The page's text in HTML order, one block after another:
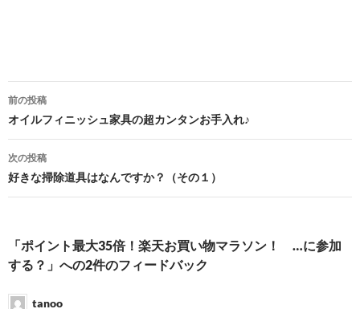
投
稿
ナ
ビ
ー
シ
ョ
前の投稿
オイルフィニッシュ家具の超カンタンお手入れ♪
次の投稿
好きな掃除道具はなんですか？（その１）
「ポイント最大35倍！楽天お買い物マラソン！ …に参加
する？」への2件のフィードバック
tanoo